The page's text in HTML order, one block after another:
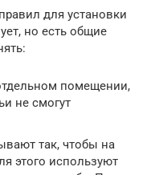
для установки
но есть общие
помещении,
не смогут
так, чтобы на
этого используют